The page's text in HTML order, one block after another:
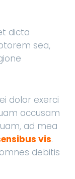
dicta
sea,
dolor exerci
accusam
ad mea
vis.
debitis